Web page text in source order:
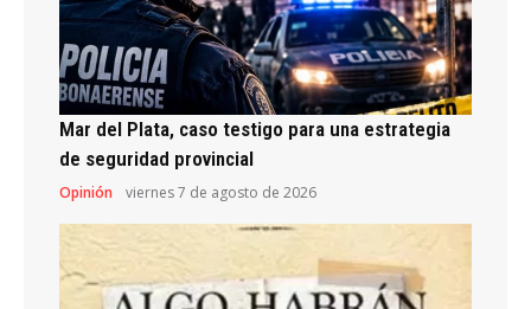
Mar del Plata, caso testigo para una estrategia
de seguridad provincial
Opinión viernes 7 de agosto de 2026